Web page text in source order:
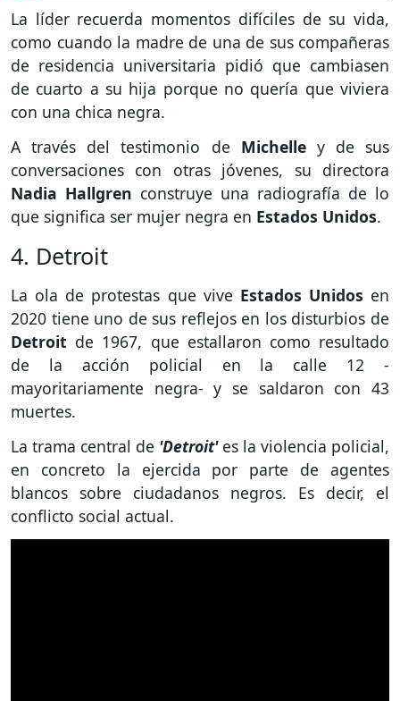
La líder recuerda momentos difíciles de su vida,
como cuando la madre de una de sus compañeras
de residencia universitaria pidió que cambiasen
de cuarto a su hija porque no quería que viviera
con una chica negra.
A través del testimonio de Michelle y de sus
conversaciones con otras jóvenes, su directora
Nadia Hallgren construye una radiografía de lo
que significa ser mujer negra en Estados Unidos.
4. Detroit
La ola de protestas que vive Estados Unidos en
2020 tiene uno de sus reflejos en los disturbios de
Detroit de 1967, que estallaron como resultado
de la acción policial en la calle 12 -
mayoritariamente negra- y se saldaron con 43
muertes.
La trama central de 'Detroit'es la violencia policial,
en concreto la ejercida por parte de agentes
blancos sobre ciudadanos negros. Es decir, el
conflicto social actual.